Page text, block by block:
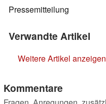
Pressemitteilung
Verwandte Artikel
Weitere Artikel anzeigen
Kommentare